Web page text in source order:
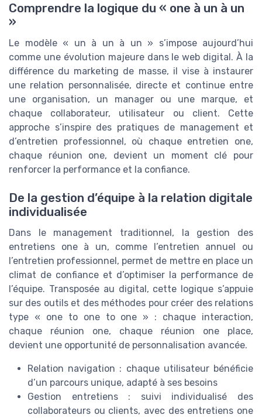
Comprendre la logique du « one à un à un
»
Le modèle « un à un à un » s’impose aujourd’hui
comme une évolution majeure dans le web digital. À la
différence du marketing de masse, il vise à instaurer
une relation personnalisée, directe et continue entre
une organisation, un manager ou une marque, et
chaque collaborateur, utilisateur ou client. Cette
approche s’inspire des pratiques de management et
d’entretien professionnel, où chaque entretien one,
chaque réunion one, devient un moment clé pour
renforcer la performance et la confiance.
De la gestion d’équipe à la relation digitale
individualisée
Dans le management traditionnel, la gestion des
entretiens one à un, comme l’entretien annuel ou
l’entretien professionnel, permet de mettre en place un
climat de confiance et d’optimiser la performance de
l’équipe. Transposée au digital, cette logique s’appuie
sur des outils et des méthodes pour créer des relations
type « one to one to one » : chaque interaction,
chaque réunion one, chaque réunion one place,
devient une opportunité de personnalisation avancée.
Relation navigation : chaque utilisateur bénéficie
d’un parcours unique, adapté à ses besoins
Gestion entretiens : suivi individualisé des
collaborateurs ou clients, avec des entretiens one